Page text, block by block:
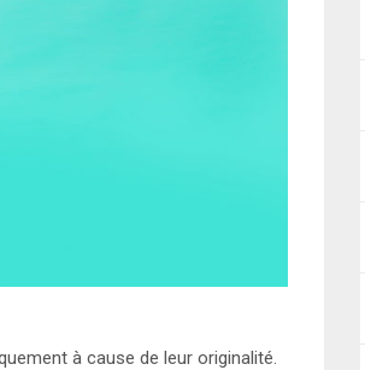
à cause de leur originalité.